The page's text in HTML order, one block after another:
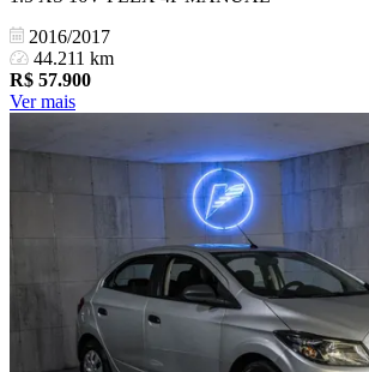
2016/2017
44.211 km
R$ 57.900
Ver mais